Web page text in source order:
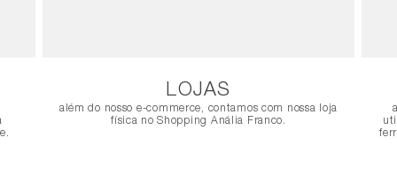
LOJAS
além do nosso e-commerce, contamos com nossa loja
física no Shopping Anália Franco.